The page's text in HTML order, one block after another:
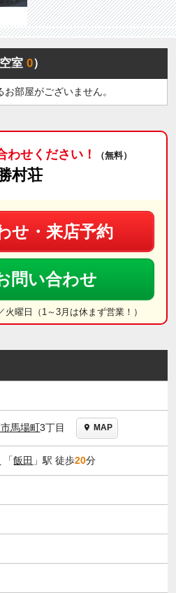
室0）
部屋がございません。
わせください！ （無料）
村荘
せ・来店予約
問い合わせ
曜日（1～3月は休まず営業！）
馬場町3丁目 MAP
「飯田 」駅 徒歩20分